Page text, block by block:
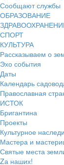
Сообщают службы
ОБРАЗОВАНИЕ
СПОРТ
КУЛЬТУРА
Рассказываем о
Эхо события
Даты
Календарь
Православная
ИСТОК
Бригантина
Проекты
Культурное
Мастера и
Святые места
Zа наших!